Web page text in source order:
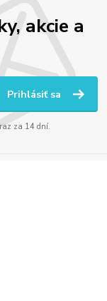
akcie a
Prihlásiť sa
za 14 dní.